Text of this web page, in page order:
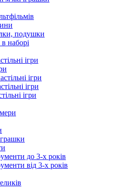
подушки
наборі
ігри
ігри
ігри
ігри
до 3-х років
від 3-х років